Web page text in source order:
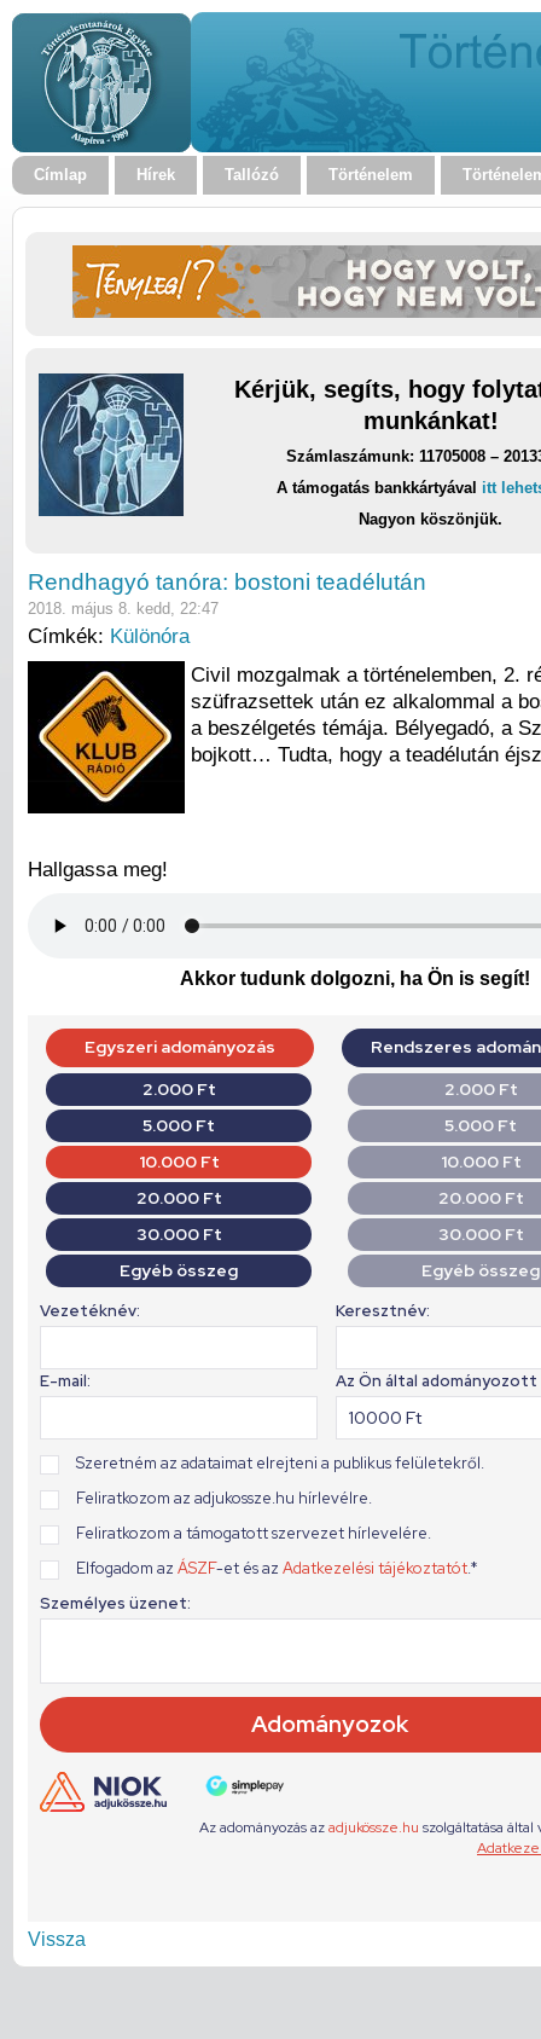
Címlap Hírek Tallózó Történelem
Kérjük, segíts, hogy
munkánkat!
Számlaszámunk: 11705008 –
A támogatás bankkártyával itt
Nagyon köszönjük.
Rendhagyó tanóra: bostoni teadélután
2018. május 8. kedd, 22:47
Címkék: Különóra
Civil mozgalmak a történelemben, 2.
szüfrazsettek után ez alkalommal a
a beszélgetés témája. Bélyegadó, a
bojkott… Tudta, hogy a teadélután
Hallgassa meg!
Akkor tudunk dolgozni, ha Ön is segít!
Vissza